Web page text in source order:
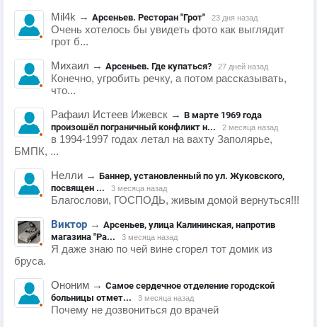
Mil4k → Арсеньев. Ресторан "Грот" 23 дня назад
Очень хотелось бы увидеть фото как выглядит
грот б...
Михаил → Арсеньев. Где купаться? 27 дней назад
Конечно, угробить речку, а потом рассказывать,
что...
Рафаил Истеев Ижевск → В марте 1969 года
произошёл пограничный конфликт н...
2 месяца назад
в 1994-1997 годах летал на вахту Заполярье,
БМПК, ...
Нелли → Баннер, установленный по ул. Жуковского,
посвящен ...
3 месяца назад
Благослови, ГОСПОДЬ, живым домой вернуться!!!
Виктор → Арсеньев, улица Калининская, напротив
магазина "Ра...
3 месяца назад
Я даже знаю по чей вине сгорел тот домик из
бруса.
Ононим → Самое сердечное отделение городской
больницы отмет...
3 месяца назад
Почему не дозвониться до врачей